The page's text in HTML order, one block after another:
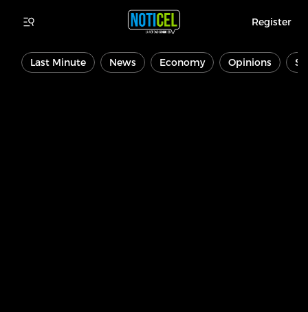
Register
Last Minute News Economy Opinions